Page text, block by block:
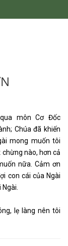
môn Cơ Đốc
Chúa đã khiến
mong muốn tôi
nào, hơn cả
nữa. Cảm ơn
con cái của Ngài
lẹ làng nên tôi